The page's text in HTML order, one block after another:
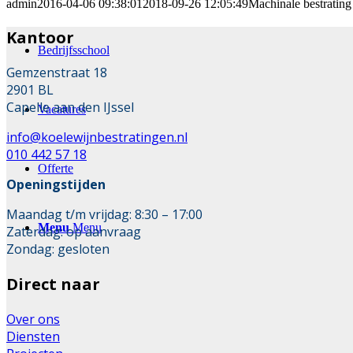
Bedrijfsschool
Vacatures
Offerte
Menu Menu
admin2016-04-06 09:38:01 2018-09-26 12:05:49Machinale
Kantoor
Gemzenstraat 18
2901 BL
Capelle aan den IJssel
info@koelewijnbestratingen.nl
010 442 57 18
Openingstijden
Maandag t/m vrijdag: 8:30 – 17:00
Zaterdag: op aanvraag
Zondag: gesloten
Direct naar
Over ons
Diensten